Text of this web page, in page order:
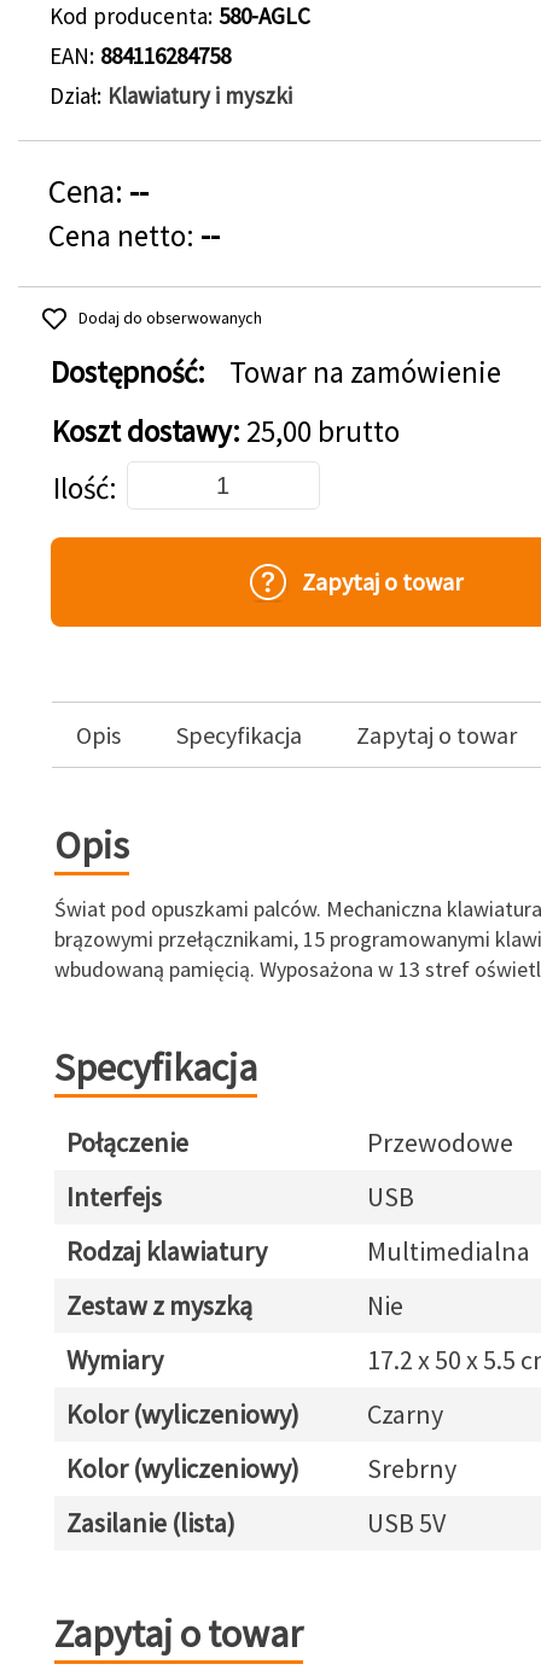
Kod producenta 580-AGLC
EAN 884116284758
Dział Klawiatury i myszki
Cena: --
Cena netto: --
Dodaj do obserwowanych
Dostępność:
Towar na zamówienie
Koszt dostawy: 25,00 brutto
Dodaj do koszyka
Ilość
Zapytaj o towar
Opis Specyfikacja Zapytaj o towar
Opis
Świat pod opuszkami palców. Mechaniczna
brązowymi przełącznikami, 15 programowanymi
wbudowaną pamięcią. Wyposażona w 13 stref
Specyfikacja
Połączenie
Przewodowe
Interfejs
USB
Rodzaj klawiatury
Multimedialna
Zestaw z myszką
Nie
Wymiary
17.2 x 50 x 5.5
Kolor (wyliczeniowy)
Czarny
Kolor (wyliczeniowy)
Srebrny
Zasilanie (lista)
USB 5V
Zapytaj o towar
Zapytaj o towar